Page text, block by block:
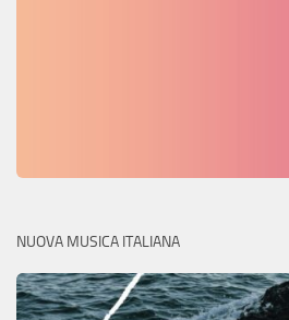
NUOVA MUSICA ITALIANA